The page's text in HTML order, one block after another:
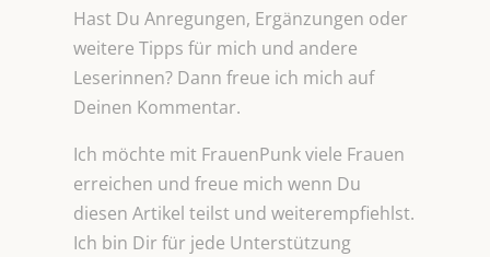
Hast Du Anregungen, Ergänzungen oder
weitere Tipps für mich und andere
Leserinnen? Dann freue ich mich auf
Deinen Kommentar.
Ich möchte mit FrauenPunk viele Frauen
erreichen und freue mich wenn Du
diesen Artikel teilst und weiterempfiehlst.
Ich bin Dir für jede Unterstützung